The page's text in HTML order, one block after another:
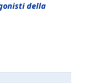
della